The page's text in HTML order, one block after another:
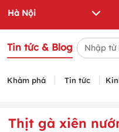
Tin tức & Blog
Khám phá Tin tức
Thịt gà xiên